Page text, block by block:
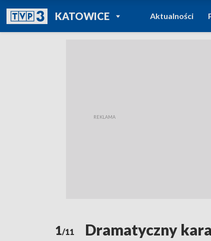
KATOWICEPOWRÓT DO
TVP REGIONY
Aktualności
1/11 Dramatyczny